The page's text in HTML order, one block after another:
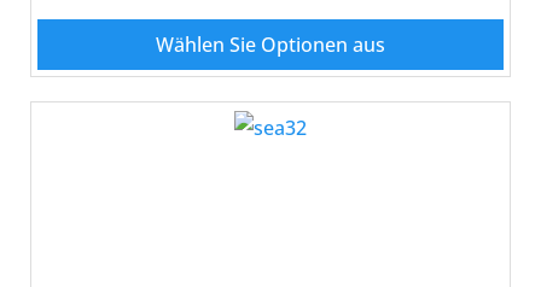
Wählen Sie Optionen aus